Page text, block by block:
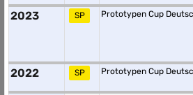
2023 SP Prototypen Cup
2022 SP Prototypen Cup